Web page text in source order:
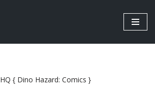
HQ { Dino Hazard: Comics }